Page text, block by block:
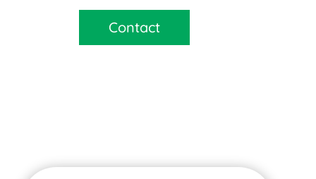
Contact